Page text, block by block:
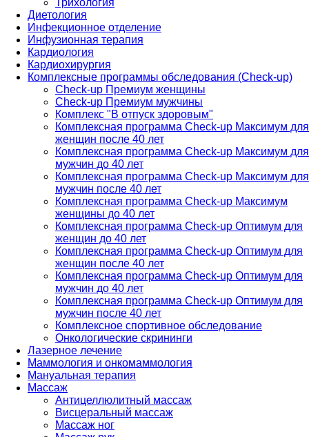
Трихология
Диетология
Инфекционное отделение
Инфузионная терапия
Кардиология
Кардиохирургия
Комплексные программы обследования (Check-up)
Check-up Премиум женщины
Check-up Премиум мужчины
Комплекс "В отпуск здоровым"
Комплексная программа Check-up Максимум для
женщин после 40 лет
Комплексная программа Check-up Максимум для
мужчин до 40 лет
Комплексная программа Check-up Максимум для
мужчин после 40 лет
Комплексная программа Check-up Максимум
женщины до 40 лет
Комплексная программа Check-up Оптимум для
женщин до 40 лет
Комплексная программа Check-up Оптимум для
женщин после 40 лет
Комплексная программа Check-up Оптимум для
мужчин до 40 лет
Комплексная программа Check-up Оптимум для
мужчин после 40 лет
Комплексное спортивное обследование
Онкологические скрининги
Лазерное лечение
Маммология и онкомаммология
Мануальная терапия
Массаж
Антицеллюлитный массаж
Висцеральный массаж
Массаж ног